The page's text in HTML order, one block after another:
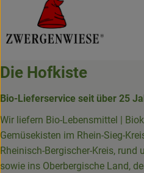
Die Hofkiste
Bio-Lieferservice seit über 25
Wir liefern Bio-Lebensmittel |
Gemüsekisten im Rhein-Sieg-
Rheinisch-Bergischer-Kreis, rund
sowie ins Oberbergische Land,